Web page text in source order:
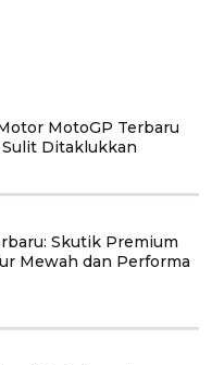
MotoGP Terbaru
Ditaklukkan
Skutik Premium
Mewah dan Performa